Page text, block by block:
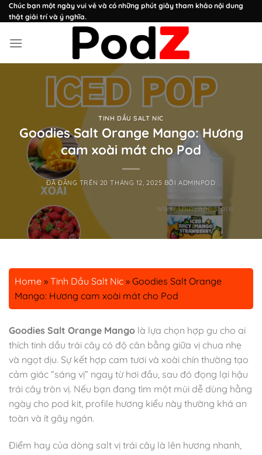
Chuyển
đến
dung
Chúc bạn một ngày vui vẻ và có những phút giây tham khảo nội dung
thật giải trí và ý nghĩa.
TINH DẦU SALT NIC
Goodies Salt Orange Mango: Hương
cam xoài mát cho Pod
ĐÃ ĐĂNG TRÊN 20 THÁNG 12, 2025 BỞIADMINPOD
Home » Tinh Dầu Salt Nic » Goodies Salt Orange
Mango: Hương cam xoài mát cho Pod
Goodies Salt Orange Mango là lựa chọn hợp gu cho ai
thích tinh dầu trái cây có độ cân bằng giữa vị chua nhẹ
và ngọt dịu. Sự kết hợp cam tươi và xoài chín thường tạo
cảm giác “sáng vị” ngay từ hơi đầu, sau đó đọng lại hậu
trái cây tròn vị. Nếu bạn đang tìm một mùi dễ dùng hằng
ngày cho pod kit, profile hương kiểu này thường khá an
toàn và ít gây ngán.
Điểm hay của dòng salt vị trái cây là lên hương nhanh,